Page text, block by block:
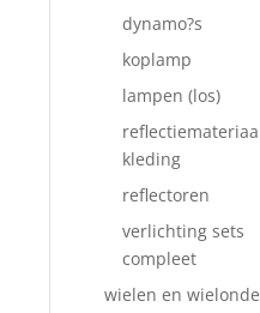
dynamo?s
koplamp
lampen (los)
kleding
reflectoren
verlichting sets
compleet
wielen en